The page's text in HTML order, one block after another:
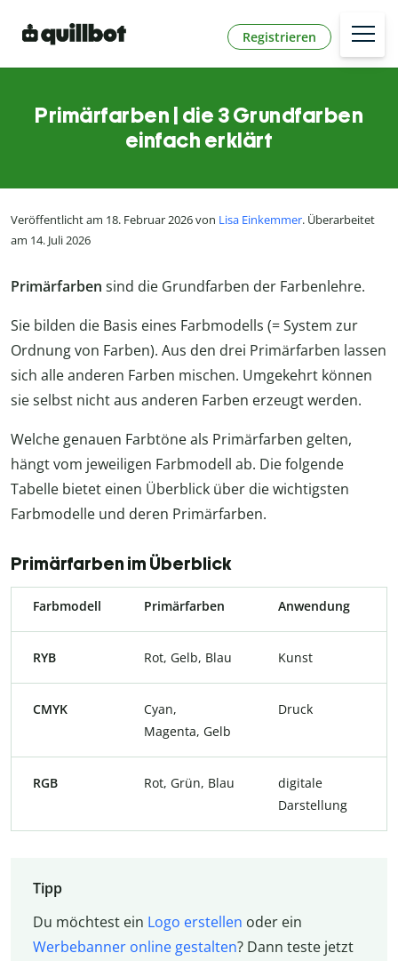
Registrieren
Primärfarben | die 3 Grundfarben
einfach erklärt
Veröffentlicht am 18. Februar 2026 von Lisa Einkemmer. Überarbeitet
am 14. Juli 2026
Primärfarben sind die Grundfarben der Farbenlehre.
Sie bilden die Basis eines Farbmodells (= System zur
Ordnung von Farben). Aus den drei Primärfarben lassen
sich alle anderen Farben mischen. Umgekehrt können
sie selbst nicht aus anderen Farben erzeugt werden.
Welche genauen Farbtöne als Primärfarben gelten,
hängt vom jeweiligen Farbmodell ab. Die folgende
Tabelle bietet einen Überblick über die wichtigsten
Farbmodelle und deren Primärfarben.
Primärfarben im Überblick
Farbmodell Primärfarben Anwendung
RYB Rot, Gelb, Blau Kunst
CMYK
Cyan,
Magenta, Gelb
Druck
RGB Rot, Grün, Blau
digitale
Darstellung
Tipp
Du möchtest ein Logo erstellen oder ein
Werbebanner online gestalten? Dann teste jetzt